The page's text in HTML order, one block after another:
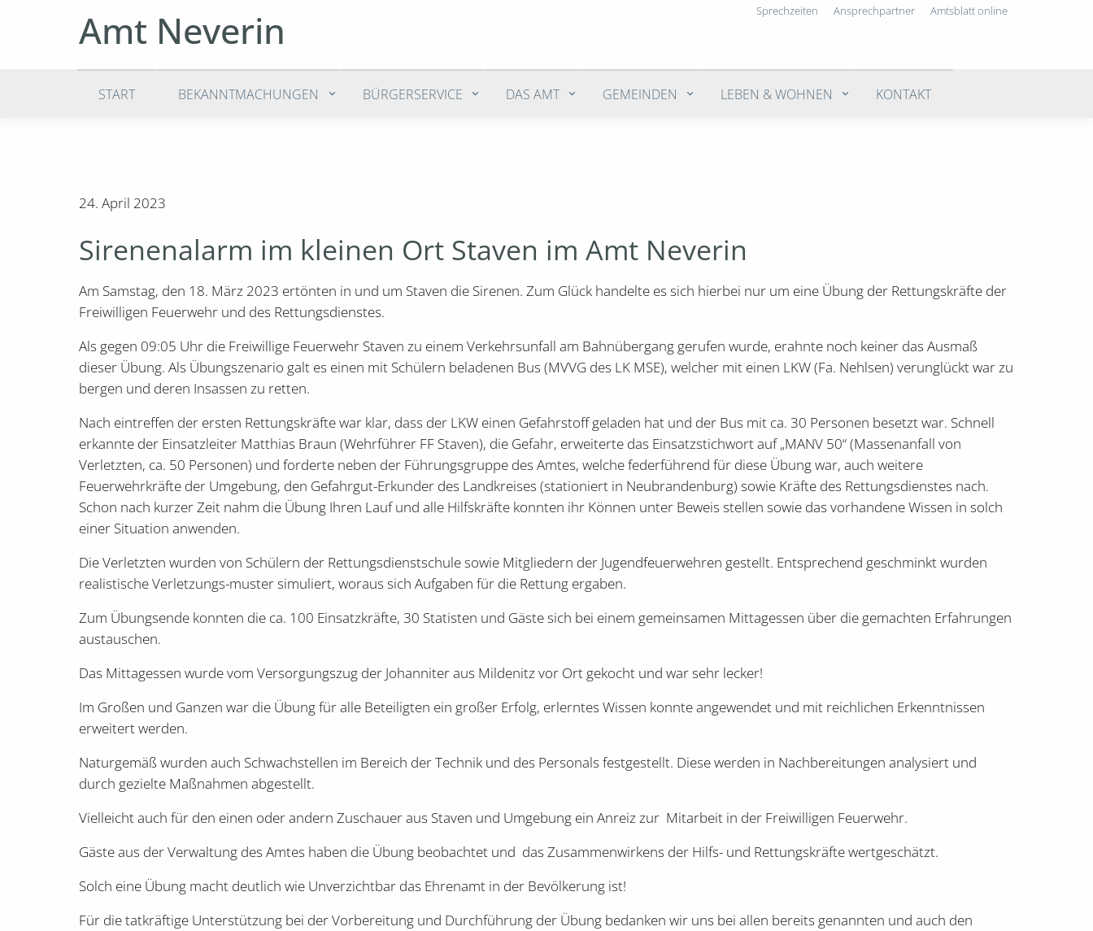
Amt Neverin Sprechzeiten Ansprechpartner Amtsblatt online
START BEKANNTMACHUNGEN BÜRGERSERVICE DAS AMT GEMEINDEN LEBEN & WOHNEN KONTAKT
24. April 2023
Sirenenalarm im kleinen Ort Staven im Amt Neverin
Am Samstag, den 18. März 2023 ertönten in und um Staven die Sirenen. Zum Glück handelte es sich hierbei nur um eine Übung der Rettungskräfte der
Freiwilligen Feuerwehr und des Rettungsdienstes.
Als gegen 09:05 Uhr die Freiwillige Feuerwehr Staven zu einem Verkehrsunfall am Bahnübergang gerufen wurde, erahnte noch keiner das Ausmaß
dieser Übung. Als Übungszenario galt es einen mit Schülern beladenen Bus (MVVG des LK MSE), welcher mit einen LKW (Fa. Nehlsen) verunglückt war zu
bergen und deren Insassen zu retten.
Nach eintreffen der ersten Rettungskräfte war klar, dass der LKW einen Gefahrstoff geladen hat und der Bus mit ca. 30 Personen besetzt war. Schnell
erkannte der Einsatzleiter Matthias Braun (Wehrführer FF Staven), die Gefahr, erweiterte das Einsatzstichwort auf „MANV 50“ (Massenanfall von
Verletzten, ca. 50 Personen) und forderte neben der Führungsgruppe des Amtes, welche federführend für diese Übung war, auch weitere
Feuerwehrkräfte der Umgebung, den Gefahrgut-Erkunder des Landkreises (stationiert in Neubrandenburg) sowie Kräfte des Rettungsdienstes nach.
Schon nach kurzer Zeit nahm die Übung Ihren Lauf und alle Hilfskräfte konnten ihr Können unter Beweis stellen sowie das vorhandene Wissen in solch
einer Situation anwenden.
Die Verletzten wurden von Schülern der Rettungsdienstschule sowie Mitgliedern der Jugendfeuerwehren gestellt. Entsprechend geschminkt wurden
realistische Verletzungs-muster simuliert, woraus sich Aufgaben für die Rettung ergaben.
Zum Übungsende konnten die ca. 100 Einsatzkräfte, 30 Statisten und Gäste sich bei einem gemeinsamen Mittagessen über die gemachten Erfahrungen
austauschen.
Das Mittagessen wurde vom Versorgungszug der Johanniter aus Mildenitz vor Ort gekocht und war sehr lecker!
Im Großen und Ganzen war die Übung für alle Beteiligten ein großer Erfolg, erlerntes Wissen konnte angewendet und mit reichlichen Erkenntnissen
erweitert werden.
Naturgemäß wurden auch Schwachstellen im Bereich der Technik und des Personals festgestellt. Diese werden in Nachbereitungen analysiert und
durch gezielte Maßnahmen abgestellt.
Vielleicht auch für den einen oder andern Zuschauer aus Staven und Umgebung ein Anreiz zur Mitarbeit in der Freiwilligen Feuerwehr.
Gäste aus der Verwaltung des Amtes haben die Übung beobachtet und das Zusammenwirkens der Hilfs- und Rettungskräfte wertgeschätzt.
Solch eine Übung macht deutlich wie Unverzichtbar das Ehrenamt in der Bevölkerung ist!
Für die tatkräftige Unterstützung bei der Vorbereitung und Durchführung der Übung bedanken wir uns bei allen bereits genannten und auch den